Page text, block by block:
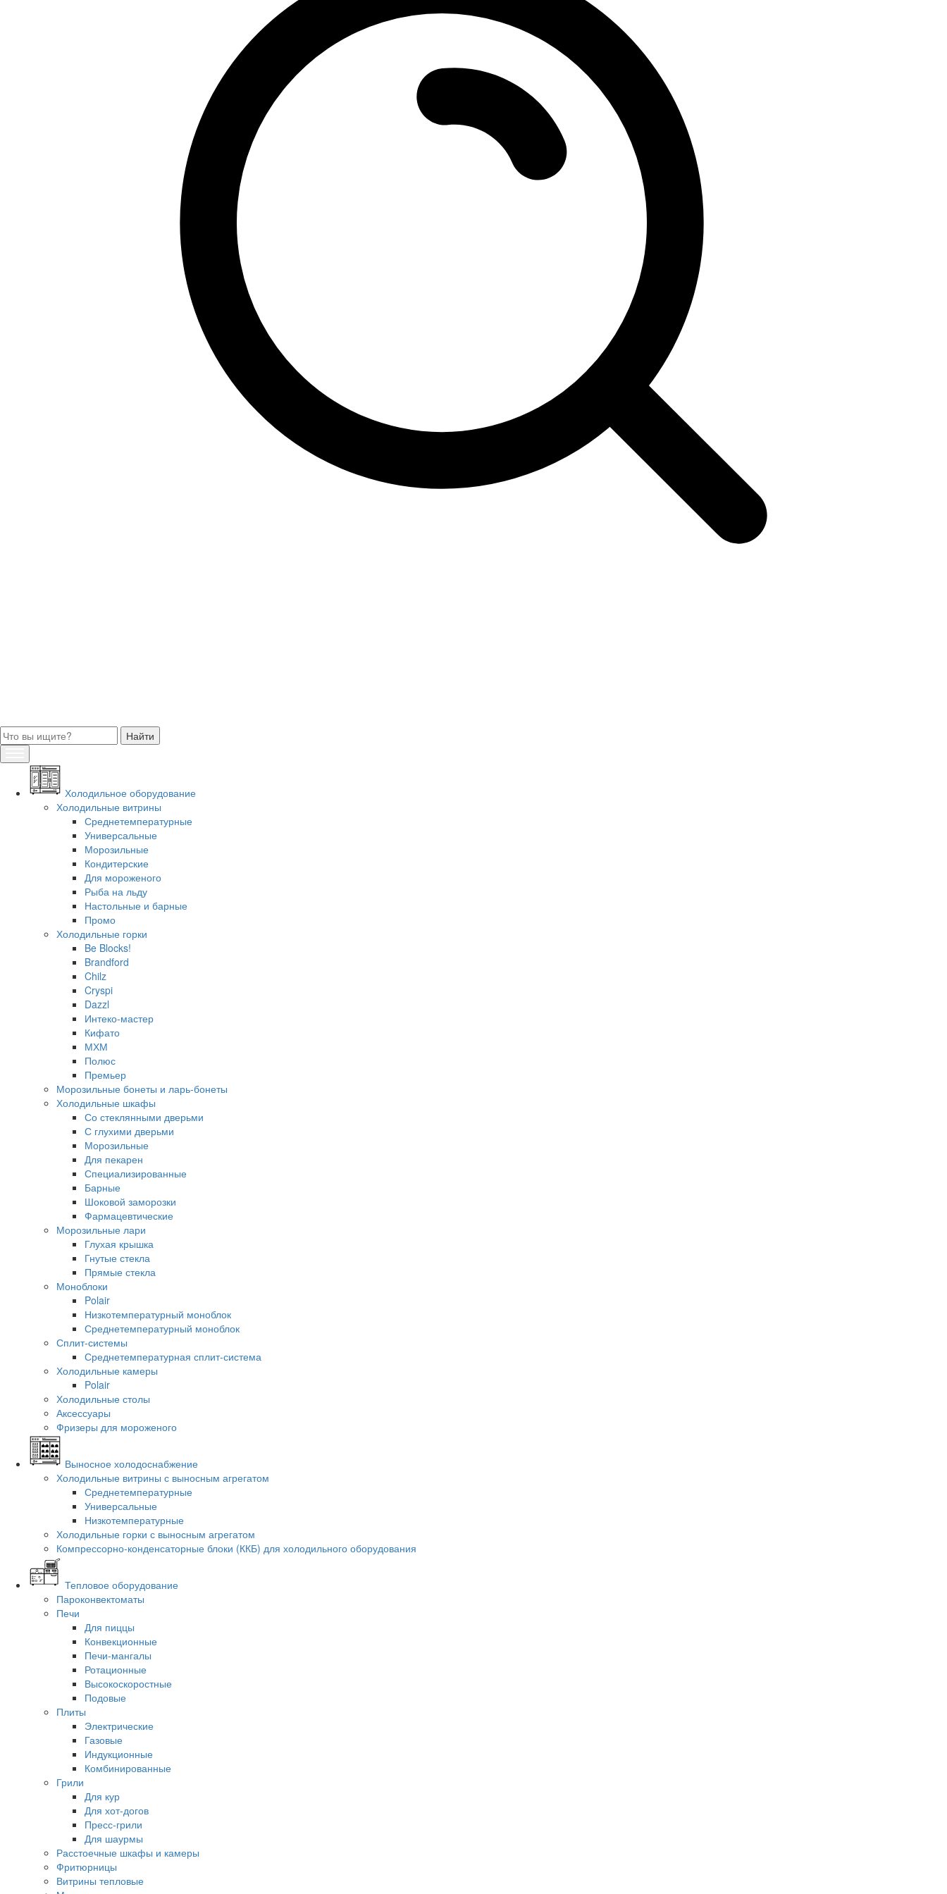
Холодильное оборудование
Холодильные витрины
Среднетемпературные
Универсальные
Морозильные
Кондитерские
Для мороженого
Рыба на льду
Настольные и барные
Промо
Холодильные горки
Be Blocks!
Brandford
Chilz
Cryspi
Dazzl
Интеко-мастер
Кифато
МХМ
Полюс
Премьер
Морозильные бонеты и ларь-бонеты
Холодильные шкафы
Со стеклянными дверьми
С глухими дверьми
Морозильные
Для пекарен
Специализированные
Барные
Шоковой заморозки
Фармацевтические
Морозильные лари
Глухая крышка
Гнутые стекла
Прямые стекла
Моноблоки
Polair
Низкотемпературный моноблок
Среднетемпературный моноблок
Сплит-системы
Среднетемпературная сплит-система
Холодильные камеры
Polair
Холодильные столы
Аксессуары
Фризеры для мороженого
Выносное холодоснабжение
Холодильные витрины с выносным агрегатом
Среднетемпературные
Универсальные
Низкотемпературные
Холодильные горки с выносным агрегатом
Компрессорно-конденсаторные блоки (ККБ) для холодильного оборудования
Тепловое оборудование
Пароконвектоматы
Печи
Для пиццы
Конвекционные
Печи-мангалы
Ротационные
Высокоскоростные
Подовые
Плиты
Электрические
Газовые
Индукционные
Комбинированные
Грили
Для кур
Для хот-догов
Пресс-грили
Для шаурмы
Расстоечные шкафы и камеры
Фритюрницы
Витрины тепловые